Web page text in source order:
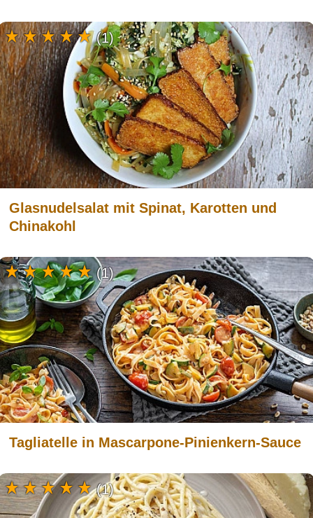
Glasnudelsalat mit Spinat, Karotten und
Chinakohl
(1)
Tagliatelle in Mascarpone-Pinienkern-Sauce
(1)
(1)